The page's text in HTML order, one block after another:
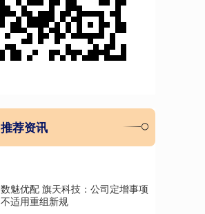
推荐资讯
数魅优配 旗天科技：公司定增事项
不适用重组新规